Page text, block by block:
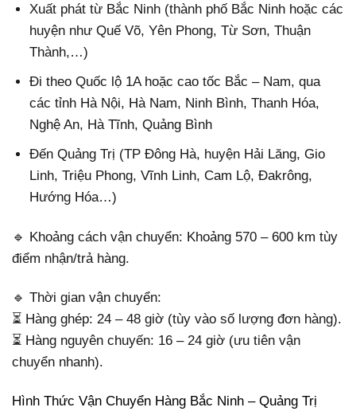
Xuất phát từ Bắc Ninh (thành phố Bắc Ninh hoặc các
huyện như Quế Võ, Yên Phong, Từ Sơn, Thuận
Thành,…)
Đi theo Quốc lộ 1A hoặc cao tốc Bắc – Nam, qua
các tỉnh Hà Nội, Hà Nam, Ninh Bình, Thanh Hóa,
Nghệ An, Hà Tĩnh, Quảng Bình
Đến Quảng Trị (TP Đông Hà, huyện Hải Lăng, Gio
Linh, Triệu Phong, Vĩnh Linh, Cam Lộ, Đakrông,
Hướng Hóa…)
🔹 Khoảng cách vận chuyển: Khoảng 570 – 600 km tùy
điểm nhận/trả hàng.
🔹 Thời gian vận chuyển:
⏳ Hàng ghép: 24 – 48 giờ (tùy vào số lượng đơn hàng).
⏳ Hàng nguyên chuyến: 16 – 24 giờ (ưu tiên vận
chuyển nhanh).
Hình Thức Vận Chuyển Hàng Bắc Ninh – Quảng Trị